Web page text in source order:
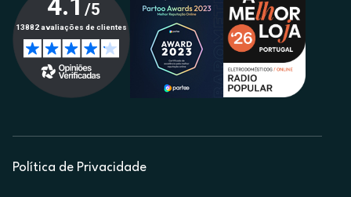
Política de Privacidade